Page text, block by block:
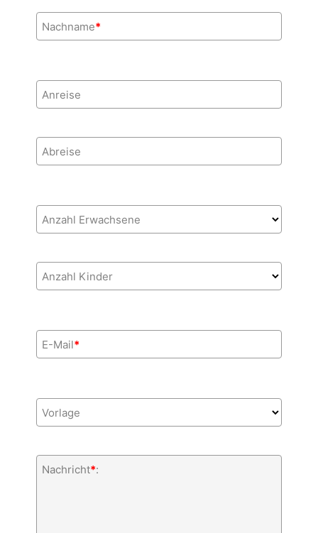
Nachname*
Anreise
Abreise
Anzahl Erwachsene
Anzahl Kinder
E-Mail*
Vorlage
Nachricht*: